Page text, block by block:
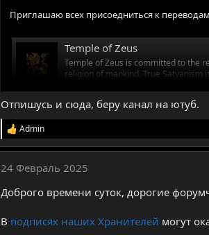
Приглашаю всех присоедниться к
Temple of Zeus
Temple of Zeus is committed to the
religion of mankind. True Satyanism
preceded Christianity, Islam and
www.youtube.com
Odysee
Explore a whole universe of videos
odysee.com
Те отсюда, которых нет там же в русском
DeathOfCommunism.com
Отпишусь и сюда, беру канал на ютуб.
R
e
a
c
i
o
s
Admin
24 Февраль 2025
Доброго времени суток, дорогие
В подписях наших Хранителей могут